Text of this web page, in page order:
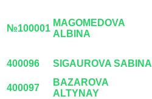
№100001
MAGOMEDOVA
ALBINA
400096 SIGAUROVA SABINA
400097
BAZAROVA
ALTYNAY